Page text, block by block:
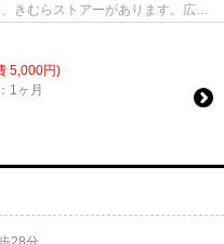
きむらストアーがあります。広島
5,000円)
1ヶ月